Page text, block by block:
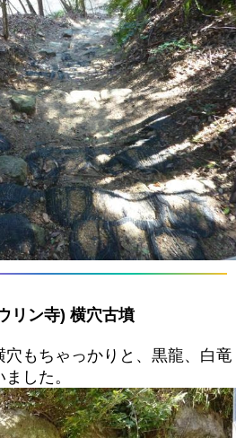
リン寺) 横穴古墳
もちゃっかりと、黒龍、白竜
した。